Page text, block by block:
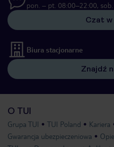
pon. – pt. 08:00–22:00,
Czat w
Biura stacjonarne
Znajdź
O TUI
Grupa TUI TUI Poland Kariera
Gwarancja ubezpieczeniowa